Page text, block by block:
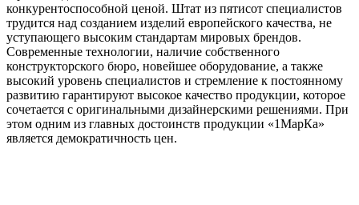
конкурентоспособной ценой. Штат из пятисот специалистов
трудится над созданием изделий европейского качества, не
уступающего высоким стандартам мировых брендов.
Современные технологии, наличие собственного
конструкторского бюро, новейшее оборудование, а также
высокий уровень специалистов и стремление к постоянному
развитию гарантируют высокое качество продукции, которое
сочетается с оригинальными дизайнерскими решениями. При
этом одним из главных достоинств продукции «1МарКа»
является демократичность цен.